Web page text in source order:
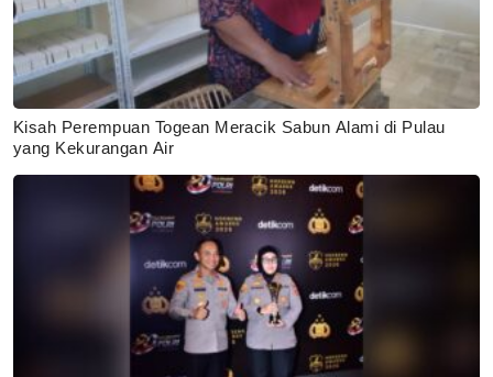
Kisah Perempuan Togean Meracik Sabun Alami di Pulau
yang Kekurangan Air